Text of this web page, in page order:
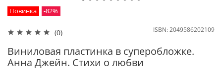
Новинка -82%
(0) ISBN:2049586202109
Виниловая пластинка в суперобложке.
Анна Джейн. Стихи о любви